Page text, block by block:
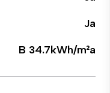
Ja
B 34.7kWh/m²a